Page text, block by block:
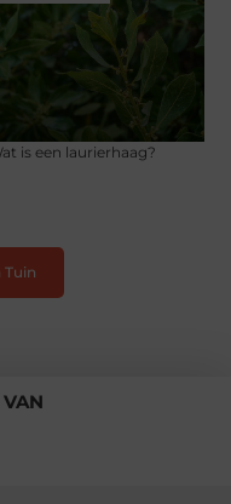
is een laurierhaag?
Tuin
VAN